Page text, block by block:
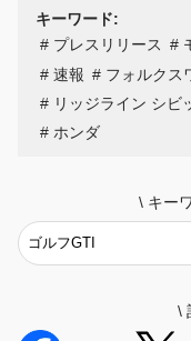
キーワード:
プレスリリース
速報
フォルクス
リッジライン シビ
ホンダ
\ キー
\